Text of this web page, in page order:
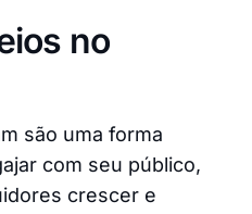
no
são uma forma
com seu público,
crescer e